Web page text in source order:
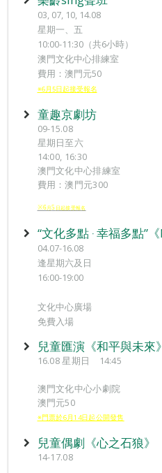
03, 07, 10, 14.08
星期一、五
10:00-11:30（共6小時）
澳門文化中心排練室
費用：澳門元50
※6月5日起接受報名
童趣京劇坊
09-15.08
星期日至六
14:00, 16:30
澳門文化中心排練室
費用：澳門元300
※6 月5 日起接受報名
“文化多點 ‧ 幸福多點”
04.07-16.08
逢星期六及日
16:00-19:00
文化中心廣場
免費入場
兒童匯演《和平與未來》
16.08 星期日 14:45
澳門文化中心小劇院
澳門元50
※門票於6月14日起公開發售
兒童偶劇《心之石狼》
14-17.08